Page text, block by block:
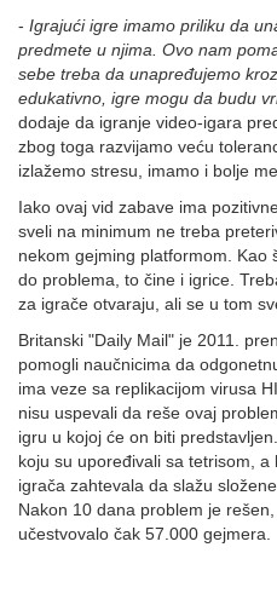
- Igrajući igre imamo priliku da
predmete u njima. Ovo nam
sebe treba da unapređujemo
edukativno, igre mogu da budu
dodaje da igranje video-igara
zbog toga razvijamo veću
izlažemo stresu, imamo i bolje
Iako ovaj vid zabave ima
sveli na minimum ne treba
nekom gejming platformom. Kao
do problema, to čine i igrice.
za igrače otvaraju, ali se u tom
Britanski "Daily Mail" je 2011.
pomogli naučnicima da
ima veze sa replikacijom virusa
nisu uspevali da reše ovaj
igru u kojoj će on biti
koju su upoređivali sa tetrisom,
igrača zahtevala da slažu
Nakon 10 dana problem je
učestvovalo čak 57.000 gejmera.